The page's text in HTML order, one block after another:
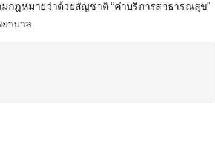
กฎหมายว่าด้วยสัญชาติ “ค่าบริการสาธารณสุข”
าบาล